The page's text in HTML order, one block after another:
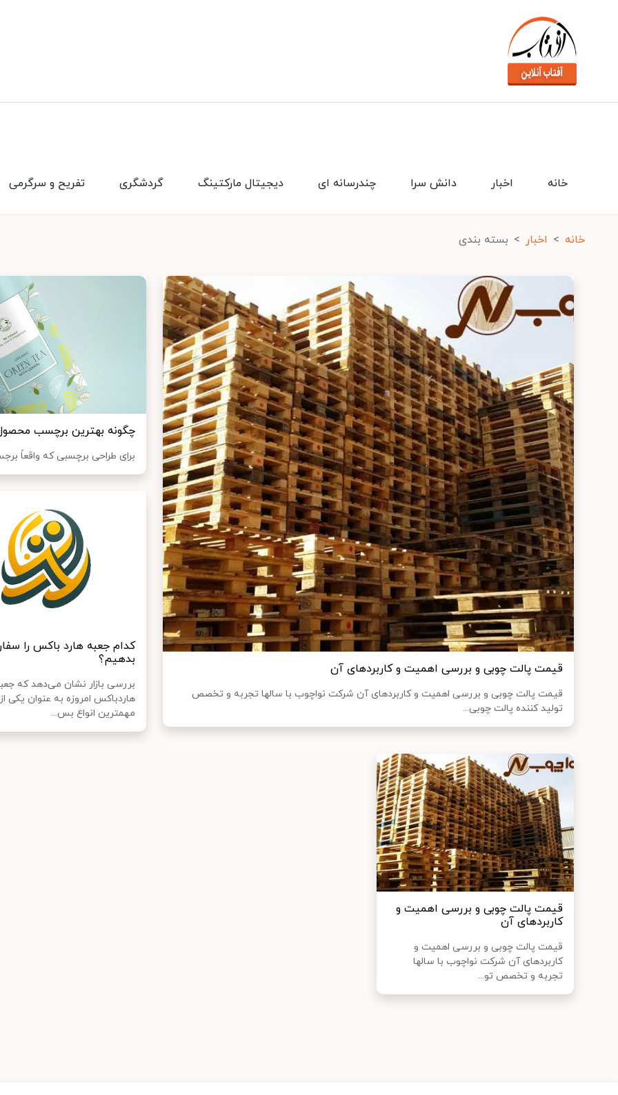
تفریح و سرگرمی گردشگری دیجیتال مارکتینگ چندرسانه ای دانش سرا اخبار خانه
خانه اخبار بسته بندی
قیمت پالت چوبی و بررسی اهمیت و کاربردهای آن
قیمت پالت چوبی و بررسی اهمیت و کاربردهای آن شرکت نواچوب با سالها تجربه و تخصص
تولید کننده پالت چوبی...
چگونه بهترین برچسب
برای طراحی برچسبی که واقعاً
کدام جعبه هارد باکس را
بدهیم؟
بررسی بازار نشان می‌دهد که
هاردباکس امروزه به عنوان یکی از
مهمترین انواع بس...
قیمت پالت چوبی و بررسی اهمیت و
کاربردهای آن
قیمت پالت چوبی و بررسی اهمیت و
کاربردهای آن شرکت نواچوب با سالها
تجربه و تخصص تو...